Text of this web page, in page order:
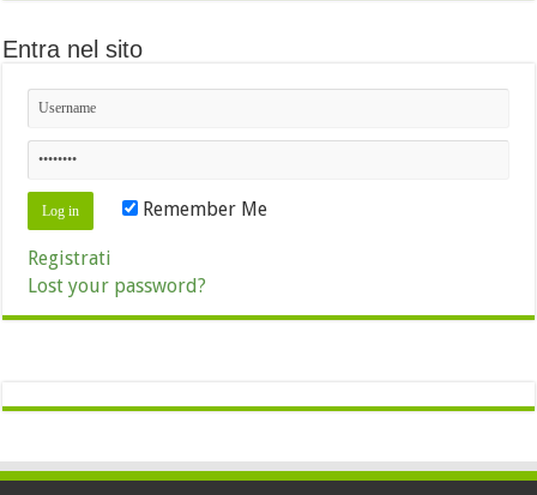
Entra nel sito
Remember Me
Registrati
Lost your password?